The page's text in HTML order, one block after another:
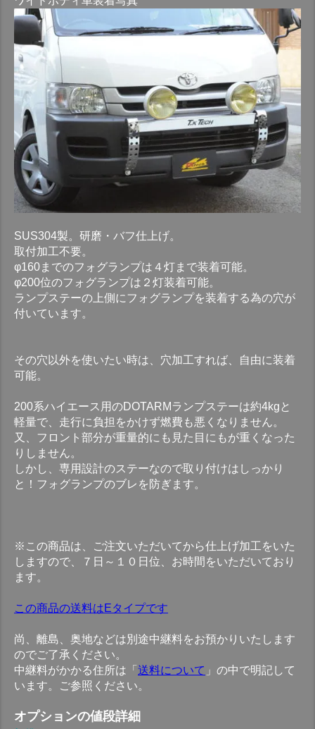
SUS304製。研磨・バフ仕上げ。
取付加工不要。
φ160までのフォグランプは４灯まで装着可能。
φ200位のフォグランプは２灯装着可能。
ランプステーの上側にフォグランプを装着する為の穴が
付いています。
その穴以外を使いたい時は、穴加工すれば、自由に装着
可能。
200系ハイエース用のDOTARMランプステーは約4kgと
軽量で、走行に負担をかけず燃費も悪くなりません。
又、フロント部分が重量的にも見た目にもが重くなった
りしません。
しかし、専用設計のステーなので取り付けはしっかり
と！フォグランプのブレを防ぎます。
※この商品は、ご注文いただいてから仕上げ加工をいた
しますので、７日～１０日位、お時間をいただいており
ます。
この商品の送料はEタイプです
尚、離島、奥地などは別途中継料をお預かりいたします
のでご了承ください。
中継料がかかる住所は「 送料について 」の中で明記して
います。ご参照ください。
オプションの値段詳細